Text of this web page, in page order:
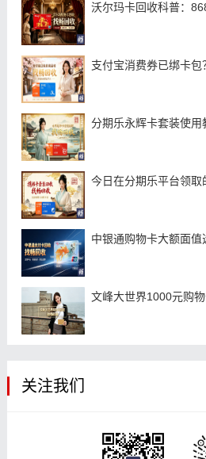
沃尔玛卡回收科普：
支付宝消费券已绑卡
分期乐永辉卡套装使用
今日在分期乐平台领
中银通购物卡大额面值
文峰大世界1000元购
关注我们